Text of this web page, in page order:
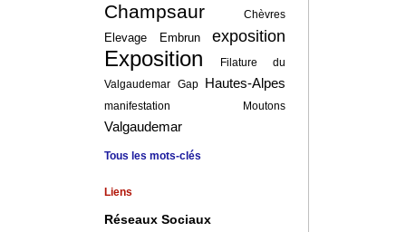
Champsaur Chèvres
Elevage Embrun exposition
Exposition
Filature du
Valgaudemar Gap Hautes-Alpes
manifestation Moutons
Valgaudemar
Tous les mots-clés
Liens
Réseaux Sociaux